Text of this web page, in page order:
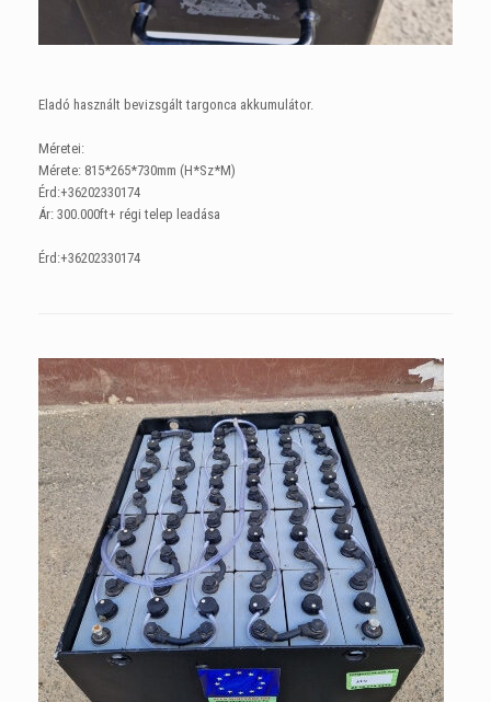
Eladó használt bevizsgált targonca akkumulátor.
Méretei:
Mérete: 815*265*730mm (H*Sz*M)
Érd:+36202330174
Ár: 300.000ft+ régi telep leadása
Érd:+36202330174